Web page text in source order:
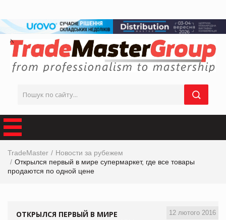
TradeMaster
Новости за рубежем
Открылся первый в мире супермаркет, где все товары
продаются по одной цене
12 лютого 2016
ОТКРЫЛСЯ ПЕРВЫЙ В МИРЕ